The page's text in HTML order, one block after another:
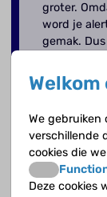
groter.
word je
gemak.
Uit het
Amsterdam
Een psychose
We gebruiken
verschillende
cookies die
Deze cookies